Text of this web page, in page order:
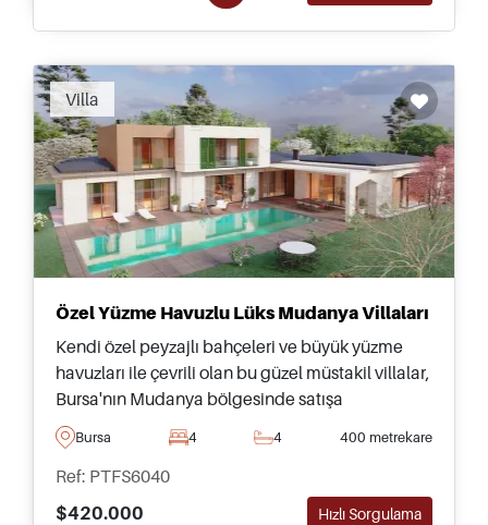
Recommended
Villa
Özel Yüzme Havuzlu Lüks Mudanya Villaları
Kendi özel peyzajlı bahçeleri ve büyük yüzme
havuzları ile çevrili olan bu güzel müstakil villalar,
Bursa'nın Mudanya bölgesinde satışa
sunulmuştur – çocuklarıyla taşınmak isteyenler
için uygundur.
Bursa 4 4 400 metrekare
Ref: PTFS6040
$420.000
Hızlı Sorgulama